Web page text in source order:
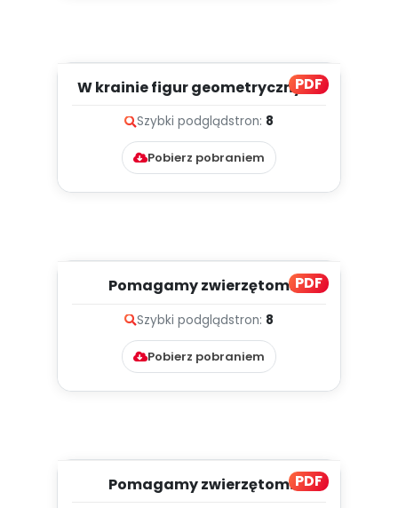
PDF
W krainie figur geometrycznych
Szybki podglądstron: 8
Pobierz pobraniem
PDF
Pomagamy zwierzętom
Szybki podglądstron: 8
Pobierz pobraniem
PDF
Pomagamy zwierzętom